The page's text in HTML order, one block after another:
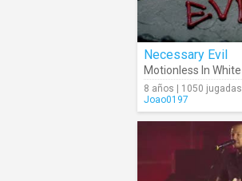
Necessary Evil
Motionless In White
8 años | 1050 jugadas
Joao0197